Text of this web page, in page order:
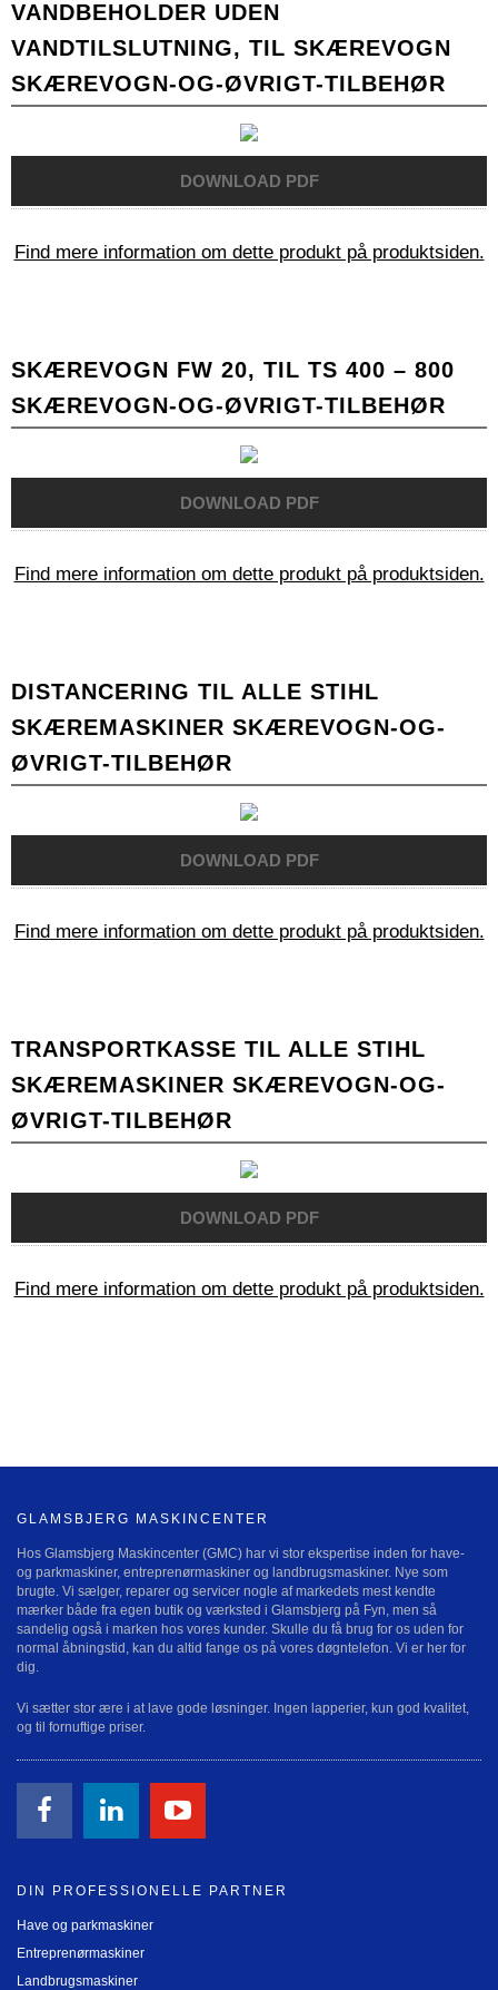
VANDBEHOLDER UDEN
VANDTILSLUTNING, TIL SKÆREVOGN
SKÆREVOGN-OG-ØVRIGT-TILBEHØR
Find mere information om dette produkt på produktsiden.
SKÆREVOGN FW 20, TIL TS 400 – 800
SKÆREVOGN-OG-ØVRIGT-TILBEHØR
Find mere information om dette produkt på produktsiden.
DISTANCERING TIL ALLE STIHL
SKÆREMASKINER SKÆREVOGN-OG-
ØVRIGT-TILBEHØR
Find mere information om dette produkt på produktsiden.
TRANSPORTKASSE TIL ALLE STIHL
SKÆREMASKINER SKÆREVOGN-OG-
ØVRIGT-TILBEHØR
Find mere information om dette produkt på produktsiden.
GLAMSBJERG MASKINCENTER
Hos Glamsbjerg Maskincenter (GMC) har vi stor ekspertise inden for have-
og parkmaskiner, entreprenørmaskiner og landbrugsmaskiner. Nye som
brugte. Vi sælger, reparer og servicer nogle af markedets mest kendte
mærker både fra egen butik og værksted i Glamsbjerg på Fyn, men så
sandelig også i marken hos vores kunder. Skulle du få brug for os uden for
normal åbningstid, kan du altid fange os på vores døgntelefon. Vi er her for
dig.
Vi sætter stor ære i at lave gode løsninger. Ingen lapperier, kun god kvalitet,
og til fornuftige priser.
DIN PROFESSIONELLE PARTNER
Have og parkmaskiner
Entreprenørmaskiner
Landbrugsmaskiner